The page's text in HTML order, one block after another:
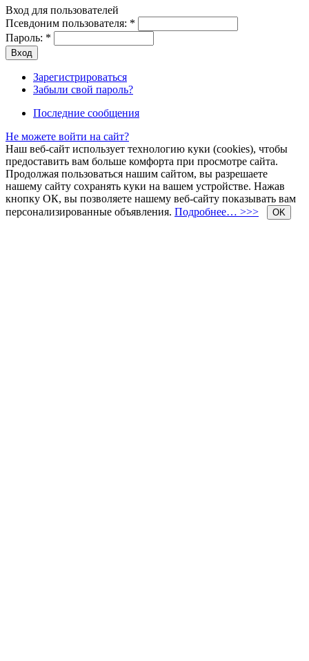
Вход для пользователей
Псевдоним пользователя: *
Пароль: *
Зарегистрироваться
Забыли свой пароль?
Последние сообщения
Не можете войти на сайт?
Наш веб-сайт использует технологию куки (cookies), чтобы
предоставить вам больше комфорта при просмотре сайта.
Продолжая пользоваться нашим сайтом, вы разрешаете
нашему сайту сохранять куки на вашем устройстве. Нажав
кнопку ОК, вы позволяете нашему веб-сайту показывать вам
персонализированные объявления. Подробнее… >>> OK